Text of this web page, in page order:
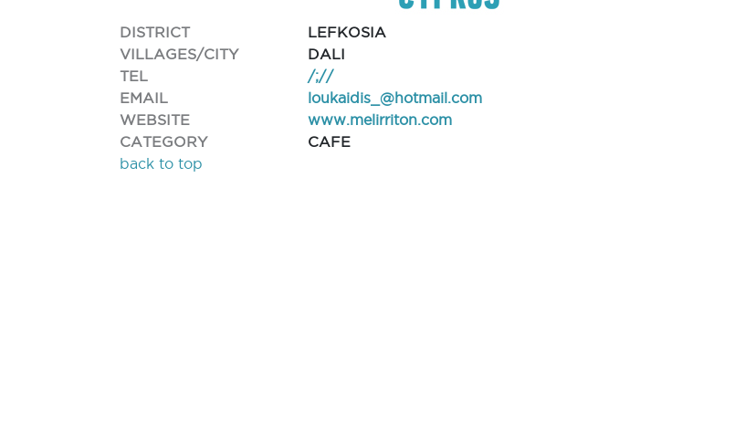
DISTRICT
LEFKOSIA
VILLAGES/CITY
DALI
TEL
/;//
EMAIL
loukaidis_@hotmail.com
WEBSITE
www.melirriton.com
CATEGORY
CAFE
back to top